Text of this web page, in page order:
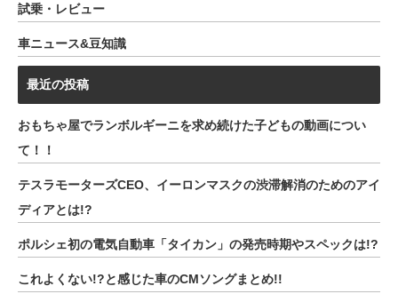
試乗・レビュー
車ニュース&豆知識
最近の投稿
おもちゃ屋でランボルギーニを求め続けた子どもの動画につい
て！！
テスラモーターズCEO、イーロンマスクの渋滞解消のためのアイ
ディアとは!?
ポルシェ初の電気自動車「タイカン」の発売時期やスペックは!?
これよくない!?と感じた車のCMソングまとめ!!